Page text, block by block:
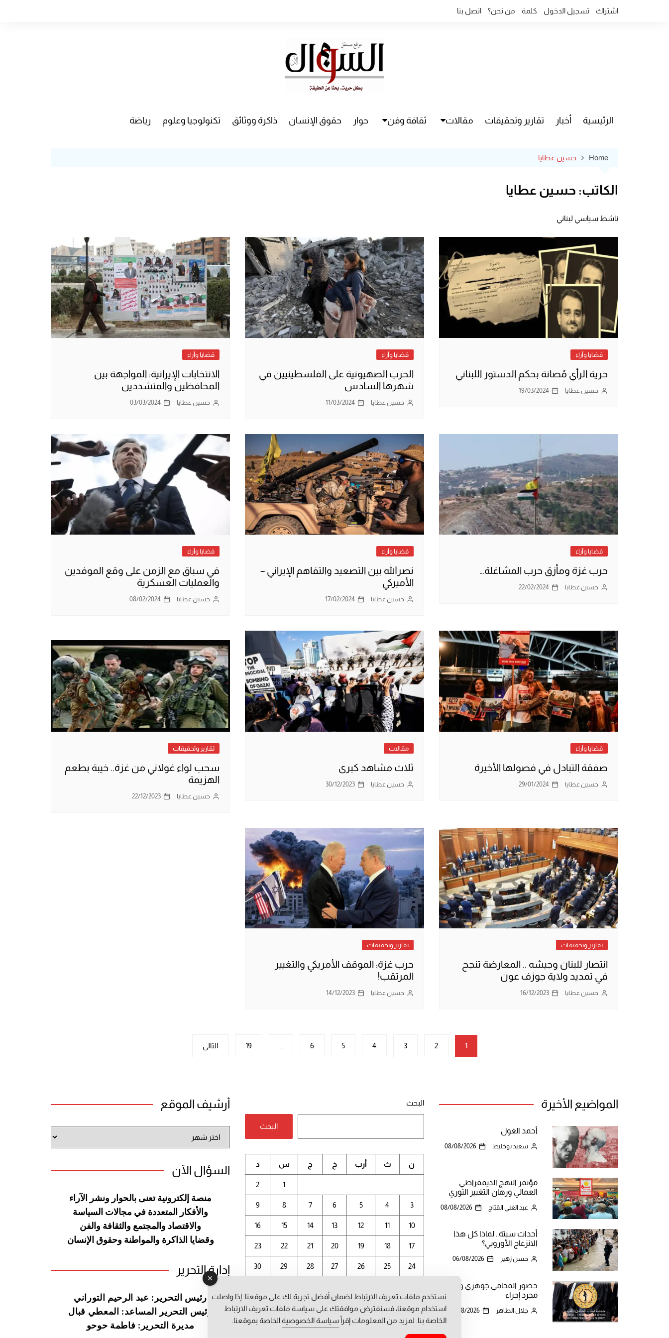
اشتراك تسجيل الدخول كلمة من نحن؟ اتصل بنا
الرئيسية أخبار تقارير وتحقيقات مقالات ثقافة وفن حوار حقوق الإنسان ذاكرة ووثائق تكنولوجيا وعلوم رياضة
Home حسين عطايا
الكاتب: حسين عطايا
ناشط سياسي لبناني
قضايا وآراء
حرية الرأي مُصانة بحكم الدستور اللبناني
حسين عطايا 19/03/2024
قضايا وآراء
الحرب الصهيونية على الفلسطينيين في
شهرها السادس
حسين عطايا 11/03/2024
قضايا وآراء
الانتخابات الإيرانية: المواجهة بين
المحافظين والمتشددين
حسين عطايا 03/03/2024
قضايا وآراء
حرب غزة ومأزق حرب المشاغلة…
حسين عطايا 22/02/2024
قضايا وآراء
نصرالله بين التصعيد والتفاهم الإيراني –
الأميركي
حسين عطايا 17/02/2024
قضايا وآراء
في سباق مع الزمن على وقع الموفدين
والعمليات العسكرية
حسين عطايا 08/02/2024
قضايا وآراء
صفقة التبادل في فصولها الأخيرة
حسين عطايا 29/01/2024
مقالات
ثلاث مشاهد كبرى
حسين عطايا 30/12/2023
تقارير وتحقيقات
سحب لواء غولاني من غزة.. خيبة بطعم
الهزيمة
حسين عطايا 22/12/2023
تقارير وتحقيقات
انتصار للبنان وجيشه .. المعارضة تنجح
في تمديد ولاية جوزف عون
حسين عطايا 16/12/2023
تقارير وتحقيقات
حرب غزة: الموقف الأمريكي والتغيير
المرتقب!
حسين عطايا 14/12/2023
1
2
3
4
5
6
19 التالي
المواضيع الأخيرة
أحمد الغول
سعيد بوخليط 08/08/2026
مؤتمر النهج الديمقراطي
العمالي ورهان التغيير الثوري
عبد الغني القبّاج 08/08/2026
أحداث سبتة.. لماذا كل هذا
الانزعاج الأوروبي؟
حسن زهير 06/08/2026
حضور المحامي جوهري وليس
مجرد إجراء
جلال الطاهر 06/08/2026
البحث
البحث
أغسطس 2026
ن ث أرب خ ج س د
1
2
3
4
5
6
7
8
9
10
11
12
13
14
15
16
17
18
19
20
21
22
23
24
25
26
27
28
29
30
« يوليو
أرشيف الموقع
الموقع
السؤال الآن
منصة إلكترونية تعنى بالحوار ونشر الآراء
والأفكار المتعددة في مجالات السياسة
والاقتصاد والمجتمع والثقافة والفن
وقضايا الذاكرة والمواطنة وحقوق الإنسان
إدارة التحرير
رئيس التحرير: عبد الرحيم التوراني
رئيس التحرير المساعد: المعطي قبال
مديرة التحرير: فاطمة حوحو
نستخدم ملفات تعريف الارتباط لضمان أفضل تجربة لك على موقعنا. إذا واصلت
استخدام موقعنا، فسنفترض موافقتك على سياسة ملفات تعريف الارتباط
الخاصة بنا. لمزيد من المعلومات إقرأ سياسة الخصوصيةالخاصة بموقعنا.